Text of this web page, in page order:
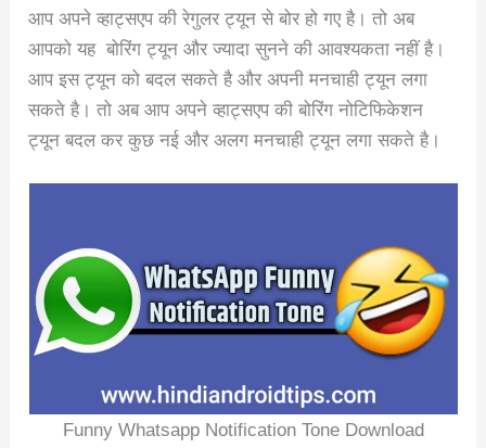
आप अपने व्हाट्सएप की रेगुलर ट्यून से बोर हो गए है। तो अब
आपको यह बोरिंग ट्यून और ज्यादा सुनने की आवश्यकता नहीं है।
आप इस ट्यून को बदल सकते है और अपनी मनचाही ट्यून लगा
सकते है। तो अब आप अपने व्हाट्सएप की बोरिंग नोटिफिकेशन
ट्यून बदल कर कुछ नई और अलग मनचाही ट्यून लगा सकते है।
Funny Whatsapp Notification Tone Download